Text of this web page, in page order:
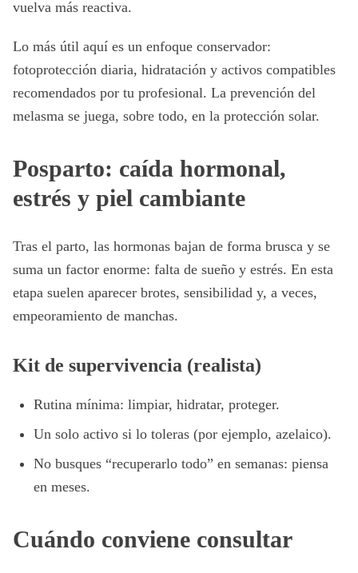
vuelva más reactiva.
Lo más útil aquí es un enfoque conservador:
fotoprotección diaria, hidratación y activos compatibles
recomendados por tu profesional. La prevención del
melasma se juega, sobre todo, en la protección solar.
Posparto: caída hormonal,
estrés y piel cambiante
Tras el parto, las hormonas bajan de forma brusca y se
suma un factor enorme: falta de sueño y estrés. En esta
etapa suelen aparecer brotes, sensibilidad y, a veces,
empeoramiento de manchas.
Kit de supervivencia (realista)
Rutina mínima: limpiar, hidratar, proteger.
Un solo activo si lo toleras (por ejemplo, azelaico).
No busques “recuperarlo todo” en semanas: piensa
en meses.
Cuándo conviene consultar